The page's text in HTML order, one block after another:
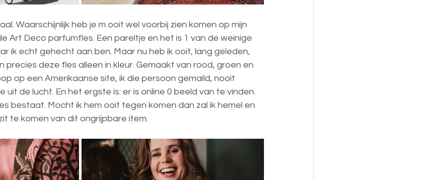
Waarschijnlijk heb je m ooit wel voorbij zien komen op mijn
Art Deco parfumfles. Een pareltje en het is 1 van de weinige
ik echt gehecht aan ben. Maar nu heb ik ooit, lang geleden,
precies deze fles alleen in kleur. Gemaakt van rood, groen en
op een Amerikaanse site, ik die persoon gemaild, nooit
uit de lucht. En het ergste is: er is online 0 beeld van te vinden.
bestaat. Mocht ik hem ooit tegen komen dan zal ik hemel en
te komen van dit ongrijpbare item.